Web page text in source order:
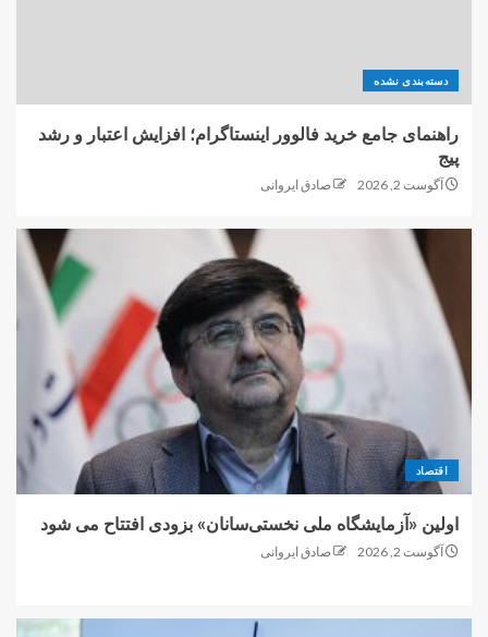
دسته‌بندی نشده
راهنمای جامع خرید فالوور اینستاگرام؛ افزایش اعتبار و رشد
پیج
آگوست 2, 2026 صادق ایروانی
اقتصاد
اولین «آزمایشگاه ملی نخستی‌سانان» بزودی افتتاح می شود
آگوست 2, 2026 صادق ایروانی